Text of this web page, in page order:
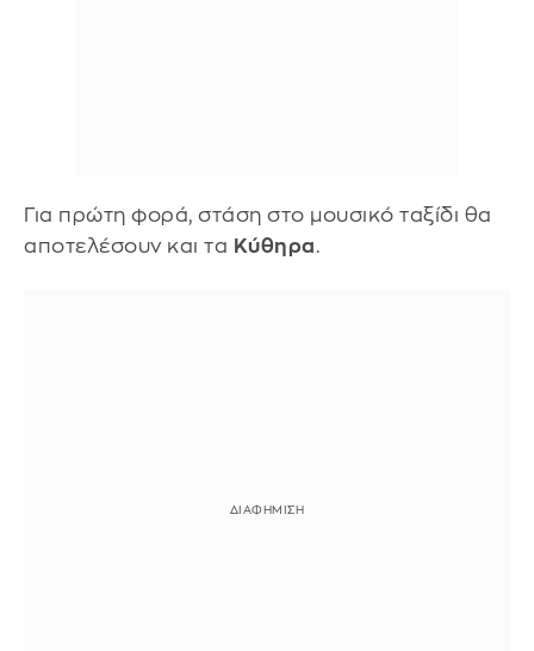
Για πρώτη φορά, στάση στο μουσικό ταξίδι θα
αποτελέσουν και τα Κύθηρα.